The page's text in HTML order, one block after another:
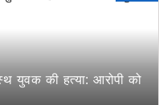
युवक की हत्या: आरोपी को